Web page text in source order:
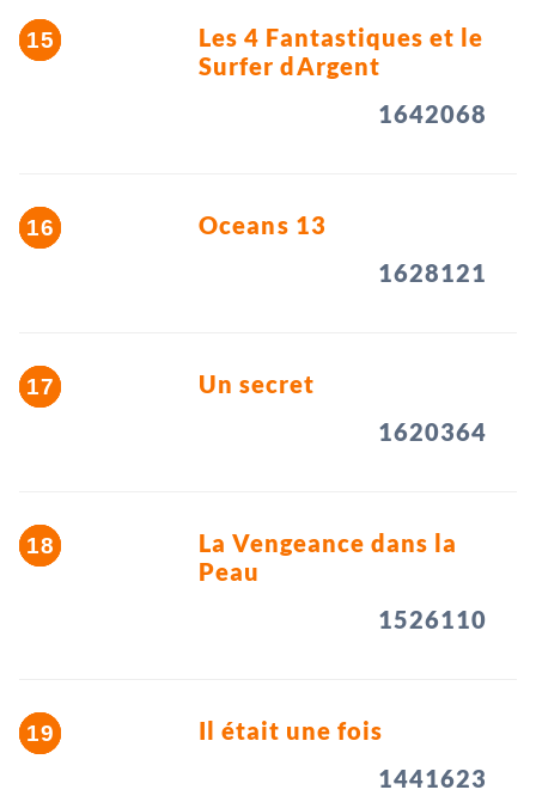
Les 4 Fantastiques et le
Surfer dArgent
1642068
Oceans 13
1628121
Un secret
1620364
La Vengeance dans la
Peau
1526110
Il était une fois
1441623